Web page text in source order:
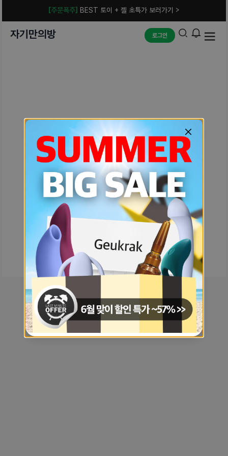
[주문폭주] BEST 토이 + 젤 초특가 보러가기 >
자기만의방 로그인
예상치 못한 에러입니다.